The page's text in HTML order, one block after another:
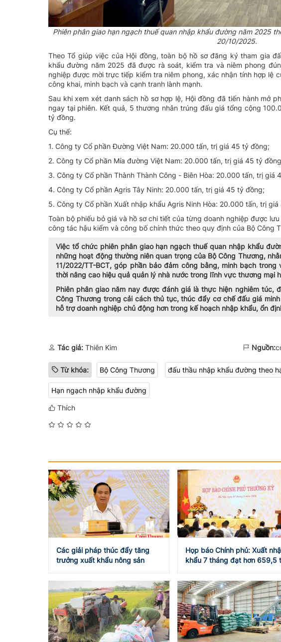
Phiên phân giao hạn ngạch thuế quan nhập khẩu đường năm 2025
20/10/2025.
Theo Tổ giúp việc của Hội đồng, toàn bộ hồ sơ đăng ký tham gia
khẩu đường năm 2025 đã được rà soát, kiểm tra và niêm phong
nghiệp được mời trực tiếp kiểm tra niêm phong, xác nhận tính hợp lệ
công khai, minh bạch và cạnh tranh lành mạnh.
Sau khi xem xét danh sách hồ sơ hợp lệ, Hội đồng đã tiến hành mở
ngay tại phiên. Kết quả, 5 thương nhân trúng đấu giá tổng cộng
tỷ đồng.
Cụ thể:
1. Công ty Cổ phần Đường Việt Nam: 20.000 tấn, trị giá 45 tỷ đồng;
2. Công ty Cổ phần Mía đường Việt Nam: 20.000 tấn, trị giá 45 tỷ
3. Công ty Cổ phần Thành Thành Công - Biên Hòa: 20.000 tấn, trị giá
4. Công ty Cổ phần Agris Tây Ninh: 20.000 tấn, trị giá 45 tỷ đồng;
5. Công ty Cổ phần Xuất nhập khẩu Agris Ninh Hòa: 20.000 tấn, trị
Toàn bộ phiếu bỏ giá và hồ sơ chi tiết của từng doanh nghiệp được
công tác hậu kiểm và công bố chính thức theo quy định của Bộ Công
Việc tổ chức phiên phân giao hạn ngạch thuế quan nhập khẩu
những hoạt động thường niên quan trọng của Bộ Công Thương,
11/2022/TT-BCT, góp phần bảo đảm công bằng, minh bạch
thời nâng cao hiệu quả quản lý nhà nước trong lĩnh vực thương mại
Phiên phân giao năm nay được đánh giá là thực hiện nghiêm túc,
Công Thương trong cải cách thủ tục, thúc đẩy cơ chế đấu giá
hỗ trợ doanh nghiệp chủ động hơn trong kế hoạch nhập khẩu, ổn
Tác giả: Thiên Kim Nguồn:
Từ khóa: Bộ Công Thương đấu thầu nhập khẩu đường theo
Hạn ngạch nhập khẩu đường
Thích
Các giải pháp thúc đẩy tăng
trưởng xuất khẩu nông sản
Họp báo Chính phủ: Xuất
khẩu 7 tháng đạt hơn 659,5